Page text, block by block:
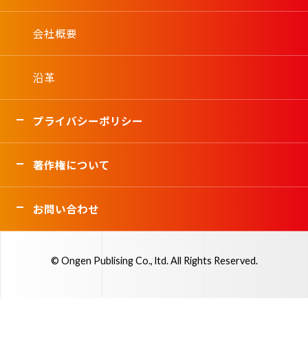
会社概要
沿革
プライバシーポリシー
著作権について
お問い合わせ
© Ongen Publising Co., ltd. All Rights Reserved.